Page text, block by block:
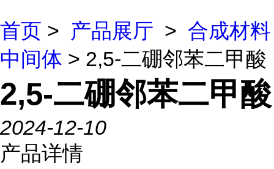
首页 > 产品展厅 > 合成材料
中间体 > 2,5-二硼邻苯二甲酸
2,5-二硼邻苯二甲酸
2024-12-10
产品详情